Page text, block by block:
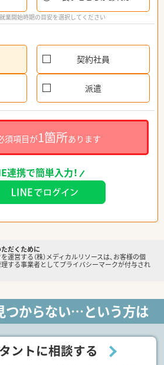
業開始時期の目安を選択してください
契約社員
派遣
須項目が1箇所あります
連携で簡単入力！
だくために
運営する（株）メディカルリソースは、お客様の個
する事業者としてプライバシーマークが付与され
つからない…という方は
ントに相談する